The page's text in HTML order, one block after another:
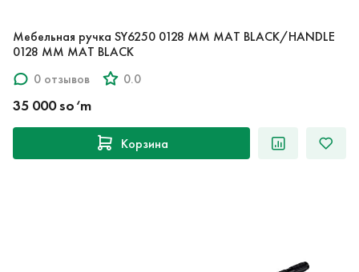
Мебельная ручка SY6250 0128 MM MAT BLACK/HANDLE
0128 MM MAT BLACK
0 отзывов
0.0
35 000 so‘m
Корзина